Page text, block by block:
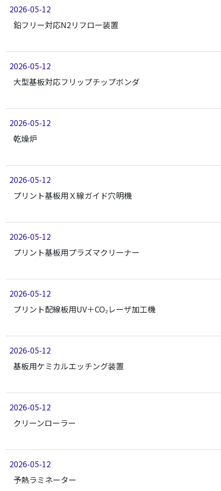
2026-05-12
鉛フリー対応N2リフロー装置
2026-05-12
大型基板対応フリップチップボンダ
2026-05-12
乾燥炉
2026-05-12
プリント基板用Ｘ線ガイド穴明機
2026-05-12
プリント基板用プラズマクリーナー
2026-05-12
プリント配線板用UV＋CO₂レーザ加工機
2026-05-12
基板用ケミカルエッチング装置
2026-05-12
クリーンローラー
2026-05-12
予熱ラミネーター